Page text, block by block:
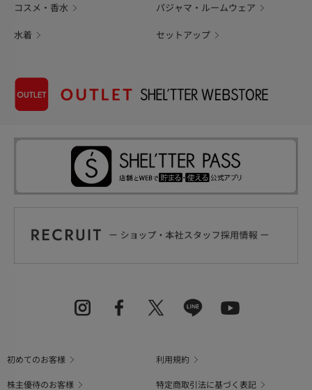
コスメ・香水 パジャマ・ルームウェア
水着 セットアップ
初めてのお客様
利用規約
株主優待のお客様
特定商取引法に基づく表記